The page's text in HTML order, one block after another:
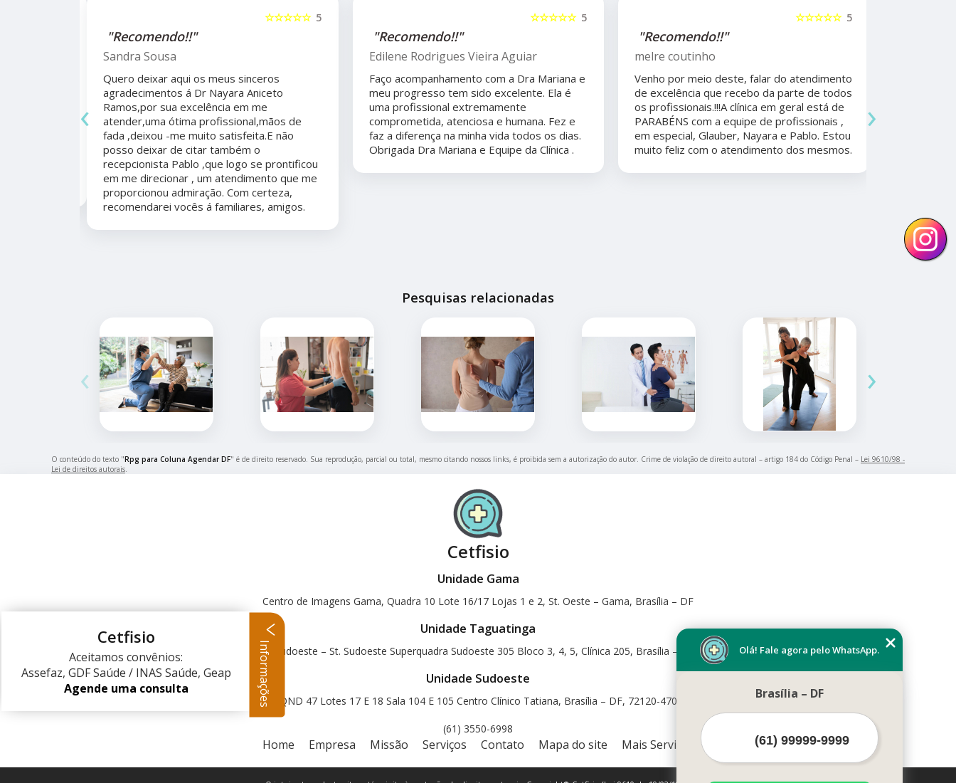
5
☆☆☆☆☆
"Recomendo!!"
Sandra Sousa
Quero deixar aqui os meus sinceros
agradecimentos á Dr Nayara Aniceto
Ramos,por sua excelência em me
atender,uma ótima profissional,mãos de
fada ,deixou -me muito satisfeita.E não
posso deixar de citar também o
recepcionista Pablo ,que logo se prontificou
em me direcionar , um atendimento que me
proporcionou admiração. Com certeza,
recomendarei vocês á familiares, amigos.
5
☆☆☆☆☆
"Recomendo!!"
Edilene Rodrigues Vieira Aguiar
Faço acompanhamento com a Dra Mariana e
meu progresso tem sido excelente. Ela é
uma profissional extremamente
comprometida, atenciosa e humana. Fez e
faz a diferença na minha vida todos os dias.
Obrigada Dra Mariana e Equipe da Clínica .
5
☆☆☆☆☆
"Recomendo!!"
melre coutinho
Venho por meio deste, falar do atendimento
de excelência que recebo da parte de todos
os profissionais.!!!A clínica em geral está de
PARABÉNS com a equipe de profissionais ,
em especial, Glauber, Nayara e Pablo. Estou
muito feliz com o atendimento dos mesmos.
‹ ›
Pesquisas relacionadas
‹ ›
O conteúdo do texto "Rpg para Coluna Agendar DF" é de direito reservado. Sua reprodução, parcial ou total, mesmo citando nossos links, é proibida sem a autorização do autor. Crime de violação de direito autoral – artigo 184 do Código Penal – Lei 9610/98 -
Lei de direitos autorais
Cetfisio
Unidade Gama
Centro de Imagens Gama, Quadra 10 Lote 16/17 Lojas 1 e 2, St. Oeste – Gama, Brasília – DF
Unidade Taguatinga
Centro Clínico Sudoeste – St. Sudoeste Superquadra Sudoeste 305 Bloco 3, 4, 5, Clínica 205, Brasília – DF, 70673-416
Unidade Sudoeste
QND 47 Lotes 17 E 18 Sala 104 E 105 Centro Clínico Tatiana, Brasília – DF, 72120-470
(61) 3550-6998
Home Empresa Missão Serviços Contato Mapa do site Mais Serviços
Olá! Fale agora pelo WhatsApp.
Brasília – DF
Cetfisio
Aceitamos convênios:
Assefaz, GDF Saúde / INAS Saúde, Geap
Agende uma consulta
Informações